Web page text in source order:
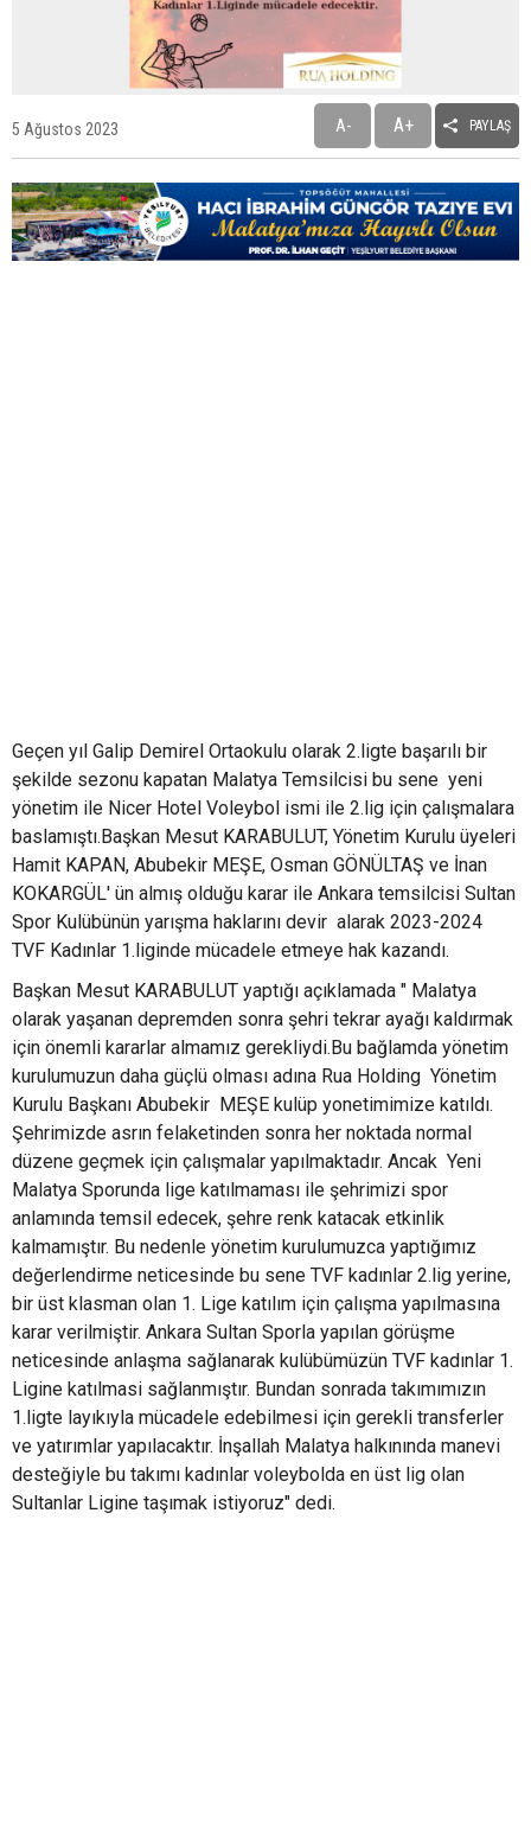
Babacan'dan 12 Maddelik 'Çerçeve Yasa' Açıklaması
5 Ağustos 2023 A- A+ PAYLAŞ
Geçen yıl Galip Demirel Ortaokulu olarak 2.ligte başarılı bir
şekilde sezonu kapatan Malatya Temsilcisi bu sene yeni
yönetim ile Nicer Hotel Voleybol ismi ile 2.lig için çalışmalara
baslamıştı.Başkan Mesut KARABULUT, Yönetim Kurulu üyeleri
Hamit KAPAN, Abubekir MEŞE, Osman GÖNÜLTAŞ ve İnan
KOKARGÜL' ün almış olduğu karar ile Ankara temsilcisi Sultan
Spor Kulübünün yarışma haklarını devir alarak 2023-2024
TVF Kadınlar 1.liginde mücadele etmeye hak kazandı.
Başkan Mesut KARABULUT yaptığı açıklamada " Malatya
olarak yaşanan depremden sonra şehri tekrar ayağı kaldırmak
için önemli kararlar almamız gerekliydi.Bu bağlamda yönetim
kurulumuzun daha güçlü olması adına Rua Holding Yönetim
Kurulu Başkanı Abubekir MEŞE kulüp yonetimimize katıldı.
Şehrimizde asrın felaketinden sonra her noktada normal
düzene geçmek için çalışmalar yapılmaktadır. Ancak Yeni
Malatya Sporunda lige katılmaması ile şehrimizi spor
anlamında temsil edecek, şehre renk katacak etkinlik
kalmamıştır. Bu nedenle yönetim kurulumuzca yaptığımız
değerlendirme neticesinde bu sene TVF kadınlar 2.lig yerine,
bir üst klasman olan 1. Lige katılım için çalışma yapılmasına
karar verilmiştir. Ankara Sultan Sporla yapılan görüşme
neticesinde anlaşma sağlanarak kulübümüzün TVF kadınlar 1.
Ligine katılmasi sağlanmıştır. Bundan sonrada takımımızın
1.ligte layıkıyla mücadele edebilmesi için gerekli transferler
ve yatırımlar yapılacaktır. İnşallah Malatya halkınında manevi
desteğiyle bu takımı kadınlar voleybolda en üst lig olan
Sultanlar Ligine taşımak istiyoruz" dedi.